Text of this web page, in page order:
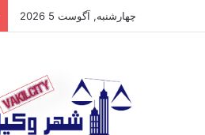
چهارشنبه, آگوست 5 2026